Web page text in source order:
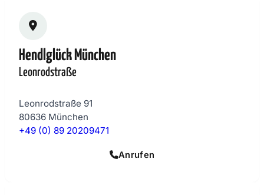
Hendlglück München
Leonrodstraße
Leonrodstraße 91
80636 München
+49 (0) 89 20209471
Anrufen